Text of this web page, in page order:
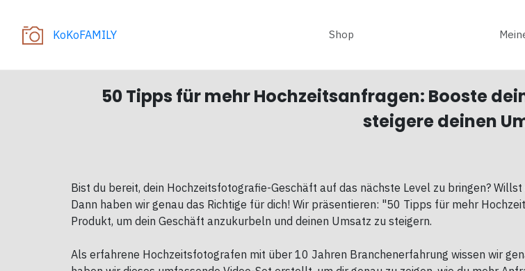
KoKoFAMILY Shop
50 Tipps für mehr Hochzeitsanfragen: Booste
steigere deinen
Bist du bereit, dein Hochzeitsfotografie-Geschäft auf das nächste Level zu bringen?
Dann haben wir genau das Richtige für dich! Wir präsentieren: "50 Tipps für mehr
Produkt, um dein Geschäft anzukurbeln und deinen Umsatz zu steigern.
Als erfahrene Hochzeitsfotografen mit über 10 Jahren Branchenerfahrung wissen wir